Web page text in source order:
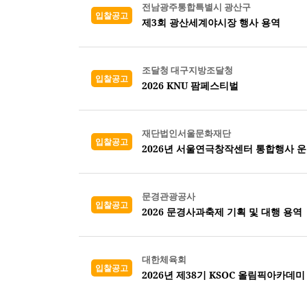
입찰공고
전남광주통합특별시 광산구
제3회 광산세계야시장 행사 용역
입찰공고
조달청 대구지방조달청
2026 KNU 팜페스티벌
입찰공고
재단법인서울문화재단
2026년 서울연극창작센터 통합행사
입찰공고
문경관광공사
2026 문경사과축제 기획 및 대행 용역
입찰공고
대한체육회
2026년 제38기 KSOC 올림픽아카데